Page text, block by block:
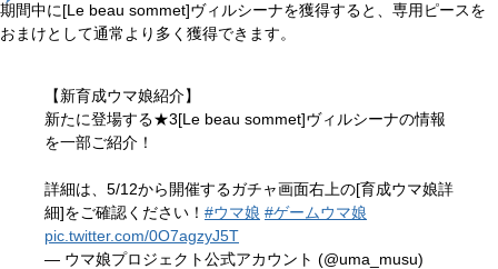
期間中に[Le beau sommet]ヴィルシーナを獲得すると、専用ピースを
おまけとして通常より多く獲得できます。
【新育成ウマ娘紹介】
新たに登場する★3[Le beau sommet]ヴィルシーナの情報
を一部ご紹介！
詳細は、5/12から開催するガチャ画面右上の[育成ウマ娘詳
細]をご確認ください！ #ウマ娘 #ゲームウマ娘
pic.twitter.com/0O7agzyJ5T
— ウマ娘プロジェクト公式アカウント (@uma_musu)